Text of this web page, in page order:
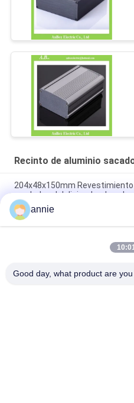
Recinto de aluminio
204x48x150mm
con lados del disipador de
Carcasa de refrigeración de
160*46*150 mm con montaje
Almacenamiento de energía
annie
Good day, what product are